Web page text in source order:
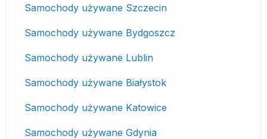
Samochody używane Szczecin
Samochody używane Bydgoszcz
Samochody używane Lublin
Samochody używane Białystok
Samochody używane Katowice
Samochody używane Gdynia